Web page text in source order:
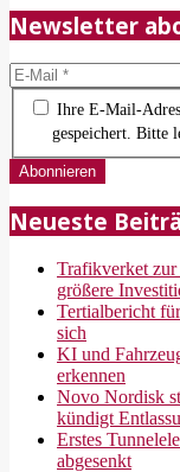
Newsletter
Ihre E-Mail-
gespeichert. Bitte
Neueste
Trafikverket zur
größere
Tertialbericht
sich
KI und
erkennen
Novo Nordisk
kündigt
Erstes
abgesenkt